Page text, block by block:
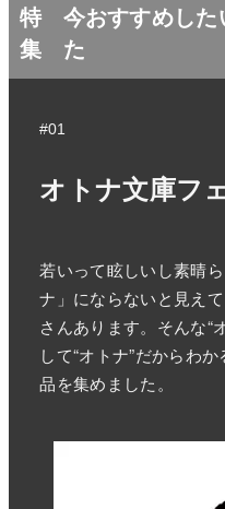
特
集
今おすすめし
た
#01
オトナ文庫フ
若いって眩しいし素晴
ナ」にならないと見え
さんあります。そんな“
して“オトナ”だからわ
品を集めました。